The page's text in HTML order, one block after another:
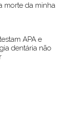
morte da minha
APA e
dentária não